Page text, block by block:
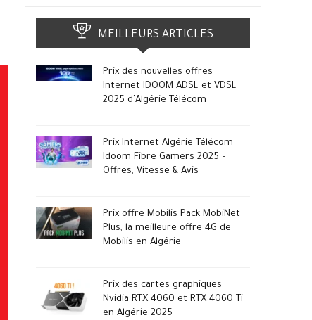
MEILLEURS ARTICLES
Prix des nouvelles offres
Internet IDOOM ADSL et VDSL
2025 d’Algérie Télécom
Prix Internet Algérie Télécom
Idoom Fibre Gamers 2025 –
Offres, Vitesse & Avis
Prix offre Mobilis Pack MobiNet
Plus, la meilleure offre 4G de
Mobilis en Algérie
Prix des cartes graphiques
Nvidia RTX 4060 et RTX 4060 Ti
en Algérie 2025